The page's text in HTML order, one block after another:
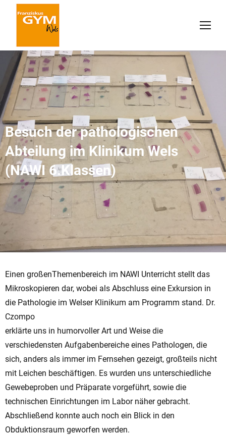
Besuch der pathologischen
Abteilung im Klinikum Wels
(NAWI 6.Klassen)
Einen großenThemenbereich im NAWI Unterricht stellt das
Mikroskopieren dar, wobei als Abschluss eine Exkursion in
die Pathologie im Welser Klinikum am Programm stand. Dr.
Czompo
erklärte uns in humorvoller Art und Weise die
verschiedensten Aufgabenbereiche eines Pathologen, die
sich, anders als immer im Fernsehen gezeigt, großteils nicht
mit Leichen beschäftigen. Es wurden uns unterschiedliche
Gewebeproben und Präparate vorgeführt, sowie die
technischen Einrichtungen im Labor näher gebracht.
Abschließend konnte auch noch ein Blick in den
Obduktionsraum geworfen werden.